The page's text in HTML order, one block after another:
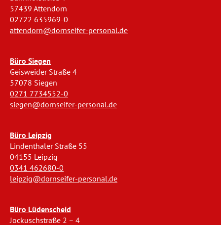
57439 Attendorn
02722 635969-0
attendorn@dornseifer-personal.de
Büro Siegen
Geisweider Straße 4
57078 Siegen
0271 7734552-0
siegen@dornseifer-personal.de
Büro Leipzig
Lindenthaler Straße 55
04155 Leipzig
0341 462680-0
leipzig@dornseifer-personal.de
Büro Lüdenscheid
Jockuschstraße 2 – 4